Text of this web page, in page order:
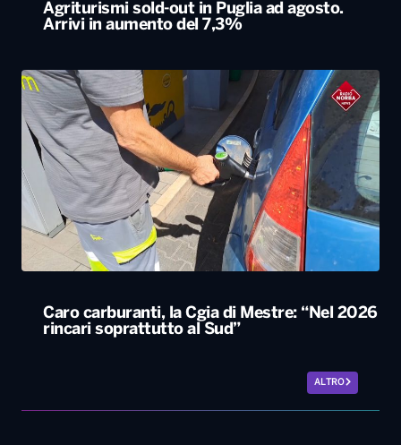
Agriturismi sold-out in Puglia ad agosto.
Arrivi in aumento del 7,3%
Caro carburanti, la Cgia di Mestre: “Nel 2026
rincari soprattutto al Sud”
ALTRO